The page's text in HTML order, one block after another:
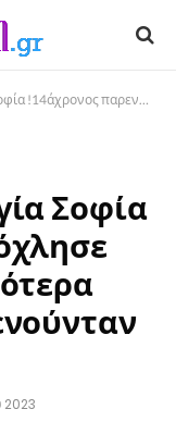
2 μικρότερα παιδιά που φιλοξενούνταν στο νοσοκομείο
Σοφία
2023